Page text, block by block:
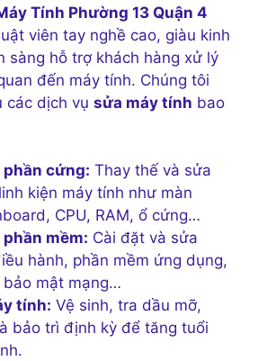
Tính Phường 13 Quận 4
viên tay nghề cao, giàu kinh
sàng hỗ trợ khách hàng xử lý
đến máy tính. Chúng tôi
các dịch vụ sửa máy tính bao
phần cứng: Thay thế và sửa
kiện máy tính như màn
CPU, RAM, ổ cứng…
mềm: Cài đặt và sửa
hành, phần mềm ứng dụng,
mật mạng…
tính: Vệ sinh, tra dầu mỡ,
bảo trì định kỳ để tăng tuổi